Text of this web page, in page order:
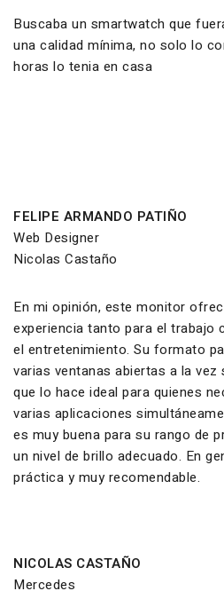
Buscaba un smartwatch que
una calidad mínima, no solo lo
horas lo tenia en casa
FELIPE ARMANDO PATIÑO
Web Designer
Nicolas Castaño
En mi opinión, este monitor
experiencia tanto para el trabajo
el entretenimiento. Su formato
varias ventanas abiertas a la
que lo hace ideal para quienes
varias aplicaciones
es muy buena para su rango de
un nivel de brillo adecuado. En
práctica y muy recomendable.
NICOLAS CASTAÑO
Mercedes